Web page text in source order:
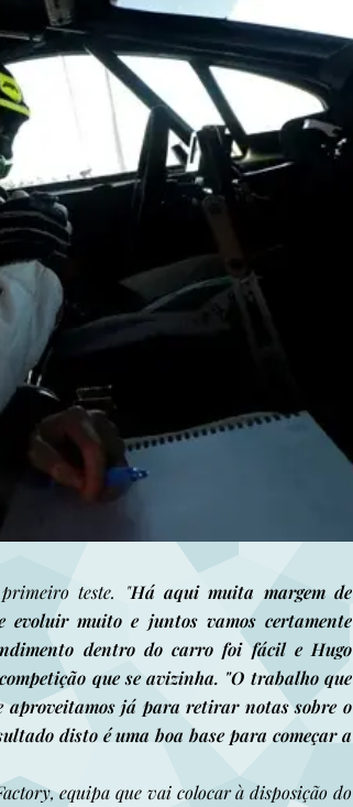
teste. "Há aqui muita margem de
evoluir muito e juntos vamos certamente
dentro do carro foi fácil e Hugo
que se avizinha. "O trabalho que
aproveitamos já para retirar notas sobre o
disto é uma boa base para começar a
equipa que vai colocar à disposição do